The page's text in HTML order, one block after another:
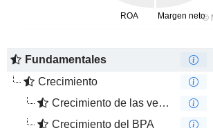
Fundamentales
Crecimiento
Crecimiento de las ventas
Crecimiento del BPA